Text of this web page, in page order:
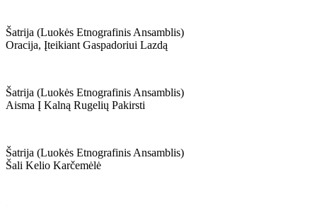
Šatrija (luokės Etnografinis Ansamblis)
Oracija, Įteikiant Gaspadoriui Lazdą
Šatrija (luokės Etnografinis Ansamblis)
Aisma Į Kalną Rugelių Pakirsti
Šatrija (luokės Etnografinis Ansamblis)
Šali Kelio Karčemėlė